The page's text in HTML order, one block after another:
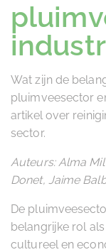
Wat zijn de
pluimveesector
artikel over
sector.
Auteurs: Alma
Donet, Jaime
De
belangrijke rol
cultureel en